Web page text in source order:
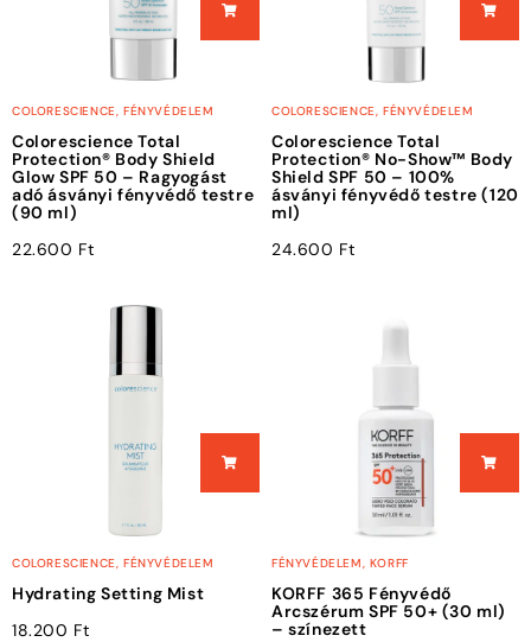
COLORESCIENCE,FÉNYVÉDELEM
Colorescience Total
Protection® Body Shield
Glow SPF 50 – Ragyogást
adó ásványi fényvédő testre
(90 ml)
22.600 Ft
COLORESCIENCE,FÉNYVÉDELEM
Colorescience Total
Protection® No-Show™ Body
Shield SPF 50 – 100%
ásványi fényvédő testre (120
ml)
24.600 Ft
COLORESCIENCE,FÉNYVÉDELEM
Hydrating Setting Mist
18.200 Ft
FÉNYVÉDELEM, KORFF
KORFF 365 Fényvédő
Arcszérum SPF 50+ (30 ml)
– színezett